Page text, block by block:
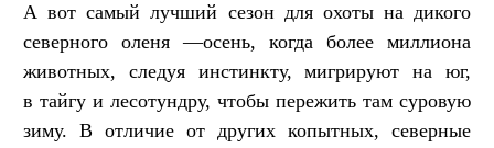
А вот самый лучший сезон для охоты на дикого
северного оленя —осень, когда более миллиона
животных, следуя инстинкту, мигрируют на юг,
в тайгу и лесотундру, чтобы пережить там суровую
зиму. В отличие от других копытных, северные